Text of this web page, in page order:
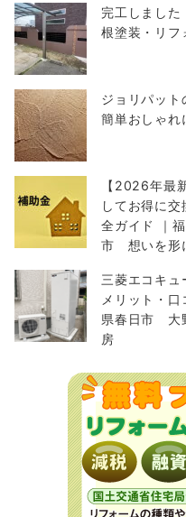
完工しました
根塗装・リフ
ジョリパッ
簡単おしゃれ
【2026年最
してお得に
全ガイド ｜
市 想いを形
三菱エコキ
メリット・
県春日市 大
房